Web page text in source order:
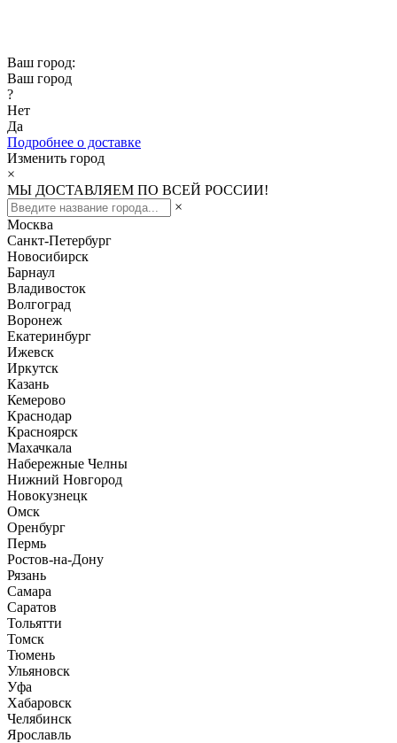
Ваш город:
Ваш город
?
Нет
Да
Подробнее о доставке
Изменить город
×
МЫ ДОСТАВЛЯЕМ ПО ВСЕЙ РОССИИ!
×
Москва
Санкт-Петербург
Новосибирск
Барнаул
Владивосток
Волгоград
Воронеж
Екатеринбург
Ижевск
Иркутск
Казань
Кемерово
Краснодар
Красноярск
Махачкала
Набережные Челны
Нижний Новгород
Новокузнецк
Омск
Оренбург
Пермь
Ростов-на-Дону
Рязань
Самара
Саратов
Тольятти
Томск
Тюмень
Ульяновск
Уфа
Хабаровск
Челябинск
Ярославль